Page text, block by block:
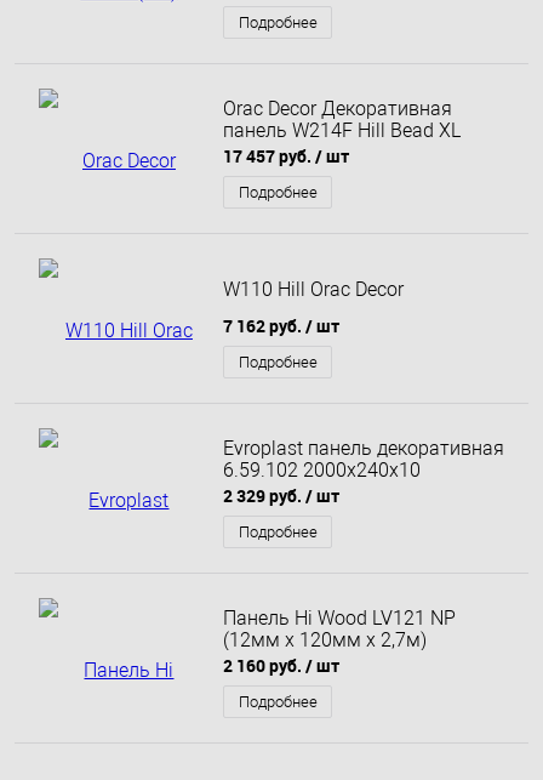
Подробнее
Orac Decor Декоративная
панель W214F Hill Bead XL
17 457 руб. / шт
Подробнее
W110 Hill Orac Decor
7 162 руб. / шт
Подробнее
Evroplast панель декоративная
6.59.102 2000x240x10
2 329 руб. / шт
Подробнее
Панель Hi Wood LV121 NP
(12мм х 120мм х 2,7м)
2 160 руб. / шт
Подробнее